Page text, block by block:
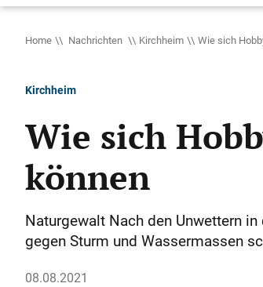
Home Nachrichten Kirchheim Wie sich
Kirchheim
Wie sich
können
Naturgewalt Nach den Unwettern
gegen Sturm und Wassermassen
08.08.2021